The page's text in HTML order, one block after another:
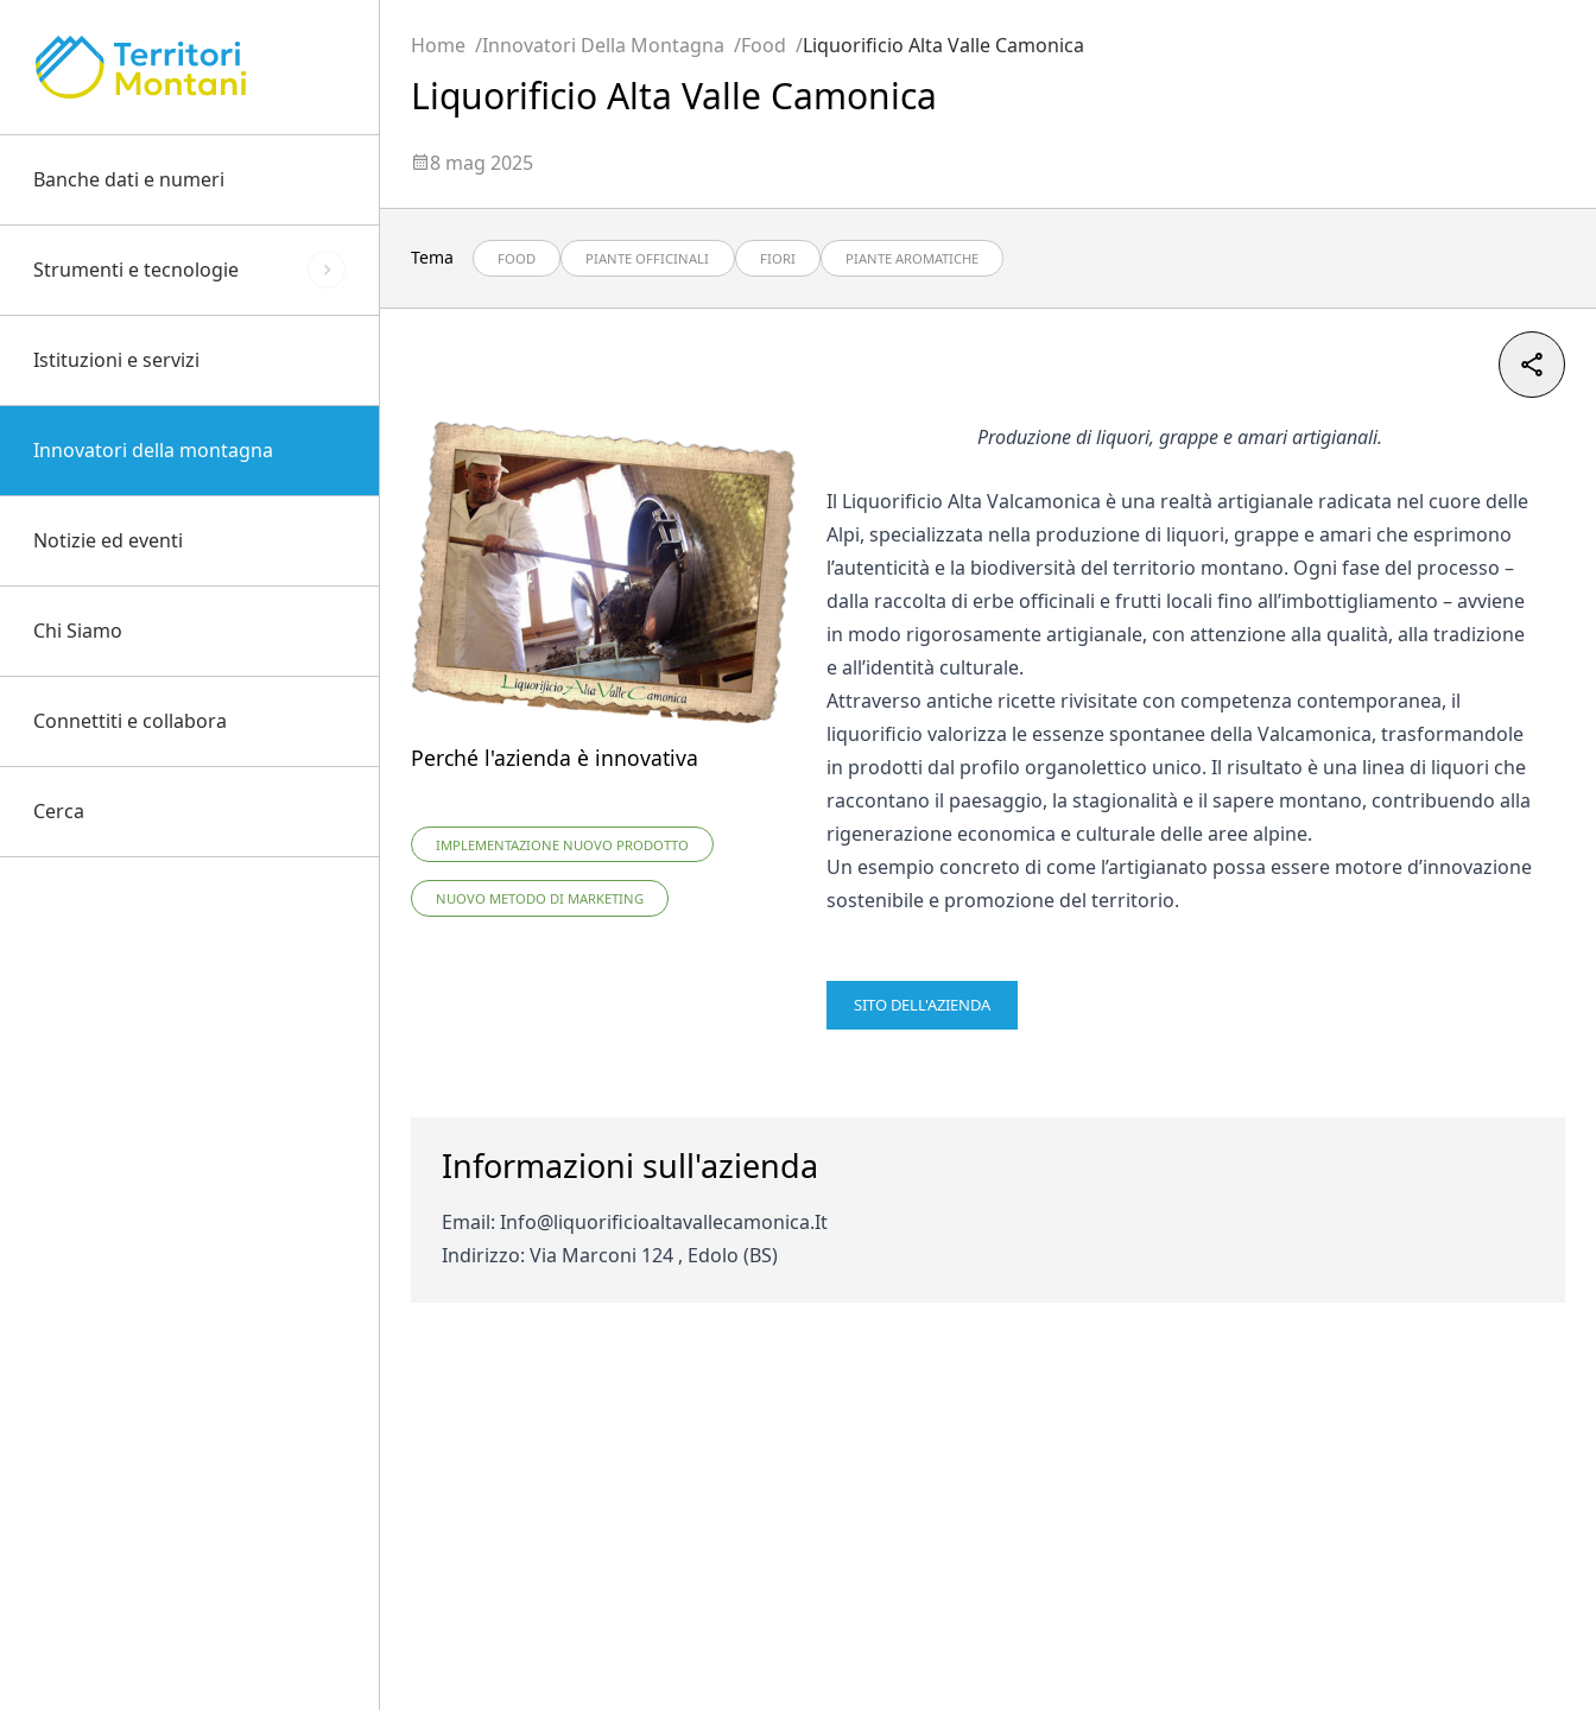
Banche dati e numeri
Strumenti e tecnologie
Istituzioni e servizi
Innovatori della montagna
Notizie ed eventi
Chi Siamo
Connettiti e collabora
Cerca
Home Innovatori Della Montagna Food Liquorificio Alta Valle Camonica
Liquorificio Alta Valle Camonica
8 mag 2025
Tema FOOD PIANTE OFFICINALI FIORI PIANTE AROMATICHE
Perché l'azienda è innovativa
IMPLEMENTAZIONE NUOVO PRODOTTO
NUOVO METODO DI MARKETING
Produzione di liquori, grappe e amari artigianali.
Il Liquorificio Alta Valcamonica è una realtà artigianale radicata nel cuore delle
Alpi, specializzata nella produzione di liquori, grappe e amari che esprimono
l’autenticità e la biodiversità del territorio montano. Ogni fase del processo –
dalla raccolta di erbe officinali e frutti locali fino all’imbottigliamento – avviene
in modo rigorosamente artigianale, con attenzione alla qualità, alla tradizione
e all’identità culturale.
Attraverso antiche ricette rivisitate con competenza contemporanea, il
liquorificio valorizza le essenze spontanee della Valcamonica, trasformandole
in prodotti dal profilo organolettico unico. Il risultato è una linea di liquori che
raccontano il paesaggio, la stagionalità e il sapere montano, contribuendo alla
rigenerazione economica e culturale delle aree alpine.
Un esempio concreto di come l’artigianato possa essere motore d’innovazione
sostenibile e promozione del territorio.
SITO DELL'AZIENDA
Informazioni sull'azienda
Email: Info@liquorificioaltavallecamonica.It
Indirizzo: Via Marconi 124 , Edolo (BS)